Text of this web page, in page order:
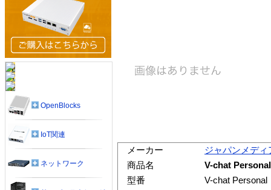
メーカー
ジャパンメディ
商品名
V-chat
型番
V-chat Personal
OpenBlocks
IoT関連
ネットワーク